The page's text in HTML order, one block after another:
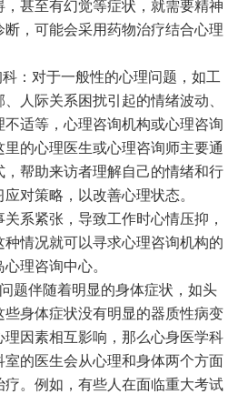
甚至有幻觉等症状，就需要精神
，可能会采用药物治疗结合心理
：对于一般性的心理问题，如工
人际关系困扰引起的情绪波动、
适等，心理咨询机构或心理咨询
的心理医生或心理咨询师主要通
帮助来访者理解自己的情绪和行
对策略，以改善心理状态。
系紧张，导致工作时心情压抑，
情况就可以寻求心理咨询机构的
理咨询中心。
题伴随着明显的身体症状，如头
身体症状没有明显的器质性病变
因素相互影响，那么心身医学科
的医生会从心理和身体两个方面
。例如，有些人在面临重大考试